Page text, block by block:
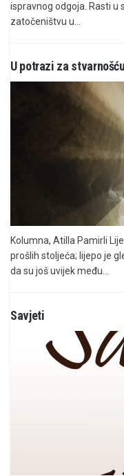
ispravnog odgoja. Rasti u
zatočeništvu u...
U potrazi za stvarnošću
Kolumna, Atilla Pamirli
prošlih stoljeća; lijepo je
da su još uvijek među...
Savjeti